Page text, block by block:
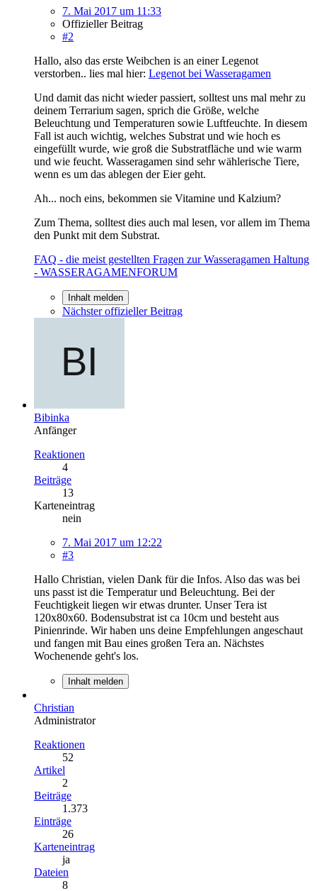
7. Mai 2017 um 11:33
Offizieller Beitrag
#2
Hallo, also das erste Weibchen is an einer Legenot
verstorben.. lies mal hier: Legenot bei Wasseragamen
Und damit das nicht wieder passiert, solltest uns mal mehr zu
deinem Terrarium sagen, sprich die Größe, welche
Beleuchtung und Temperaturen sowie Luftfeuchte. In diesem
Fall ist auch wichtig, welches Substrat und wie hoch es
eingefüllt wurde, wie groß die Substratfläche und wie warm
und wie feucht. Wasseragamen sind sehr wählerische Tiere,
wenn es um das ablegen der Eier geht.
Ah... noch eins, bekommen sie Vitamine und Kalzium?
Zum Thema, solltest dies auch mal lesen, vor allem im Thema
den Punkt mit dem Substrat.
FAQ - die meist gestellten Fragen zur Wasseragamen Haltung
- WASSERAGAMENFORUM
Inhalt melden
Nächster offizieller Beitrag
Bibinka
Anfänger
Reaktionen
4
Beiträge
13
Karteneintrag
nein
7. Mai 2017 um 12:22
#3
Hallo Christian, vielen Dank für die Infos. Also das was bei
uns passt ist die Temperatur und Beleuchtung. Bei der
Feuchtigkeit liegen wir etwas drunter. Unser Tera ist
120x80x60. Bodensubstrat ist ca 10cm und besteht aus
Pinienrinde. Wir haben uns deine Empfehlungen angeschaut
und fangen mit Bau eines großen Tera an. Nächstes
Wochenende geht's los.
Inhalt melden
Christian
Administrator
Reaktionen
52
Artikel
2
Beiträge
1.373
Einträge
26
Karteneintrag
ja
Dateien
8